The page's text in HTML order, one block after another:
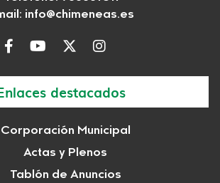
info@chimeneas.es
destacados
Corporación Municipal
Actas y Plenos
Tablón de Anuncios